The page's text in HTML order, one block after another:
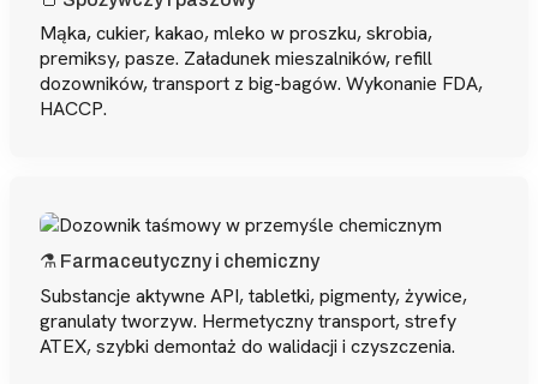
Mąka, cukier, kakao, mleko w proszku, skrobia,
premiksy, pasze. Załadunek mieszalników, refill
dozowników, transport z big-bagów. Wykonanie FDA,
HACCP.
⚗️ Farmaceutyczny i chemiczny
Substancje aktywne API, tabletki, pigmenty, żywice,
granulaty tworzyw. Hermetyczny transport, strefy
ATEX, szybki demontaż do walidacji i czyszczenia.